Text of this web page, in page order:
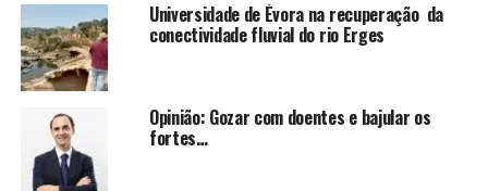
Universidade de Évora na recuperação da
conectividade fluvial do rio Erges
Opinião: Gozar com doentes e bajular os
fortes…